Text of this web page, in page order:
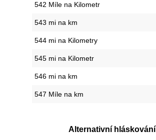
542 Míle na Kilometr
543 mi na km
544 mi na Kilometry
545 mi na Kilometr
546 mi na km
547 Míle na km
Alternativní hláskování